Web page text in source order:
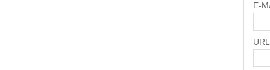
E-
URL